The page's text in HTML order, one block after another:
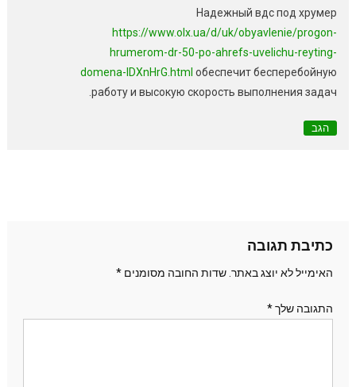
Надежный вдс под хрумер
https://www.olx.ua/d/uk/obyavlenie/progon-
hrumerom-dr-50-po-ahrefs-uvelichu-reyting-
domena-IDXnHrG.html обеспечит бесперебойную
работу и высокую скорость выполнения задач.
הגב
כתיבת תגובה
האימייל לא יוצג באתר. שדות החובה מסומנים *
התגובה שלך*